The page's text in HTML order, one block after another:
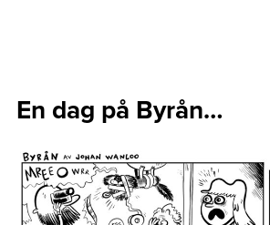
En dag på Byrån…